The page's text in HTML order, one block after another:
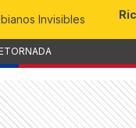
Invisibles